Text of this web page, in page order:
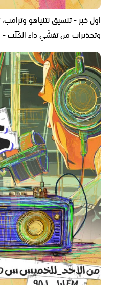
اول خبر - تنسيق نتنياهو
وتحذيرات من تفشّي داء الكَلَب - 29.07.2026